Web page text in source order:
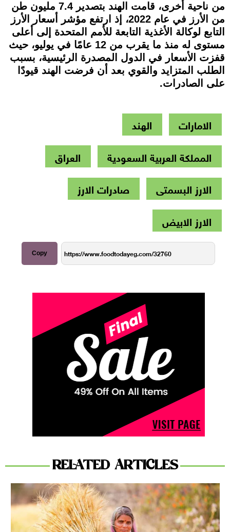
من ناحية أخرى، قامت الهند بتصدير 7.4 مليون طن
من الأرز في عام 2022، إذ ارتفع مؤشر أسعار الأرز
التابع لوكالة الأغذية التابعة للأمم المتحدة إلى أعلى
مستوى له منذ ما يقرب من 12 عامًا في يوليو، حيث
قفزت الأسعار في الدول المصدرة الرئيسية، بسبب
الطلب المتزايد والقوي بعد أن فرضت الهند قيودًا
على الصادرات.
الامارات
الهند
المملكة العربية السعودية
العراق
الارز البسمتى
صادرات الارز
الارز الابيض
Copy
RELATED ARTICLES